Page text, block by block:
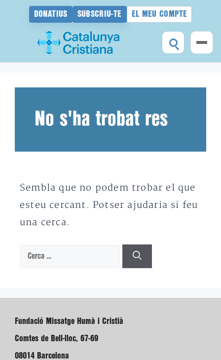
DONATIUS SUBSCRIU-TE EL MEU COMPTE
No s'ha trobat res
Sembla que no podem trobar el que
esteu cercant. Potser ajudaria si feu
una cerca.
Cerca:
Fundació Missatge Humà i Cristià
Comtes de Bell-lloc, 67-69
08014 Barcelona